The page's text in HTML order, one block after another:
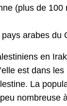
(plus de 100
arabes du
en
est dans
La
nombreuse